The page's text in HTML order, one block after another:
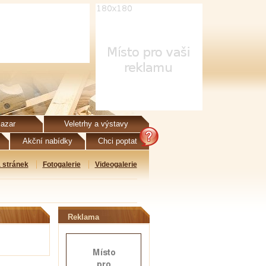
Veletrhy a výstavy
Akční nabídky
Chci poptat
stránek Fotogalerie Videogalerie
Reklama